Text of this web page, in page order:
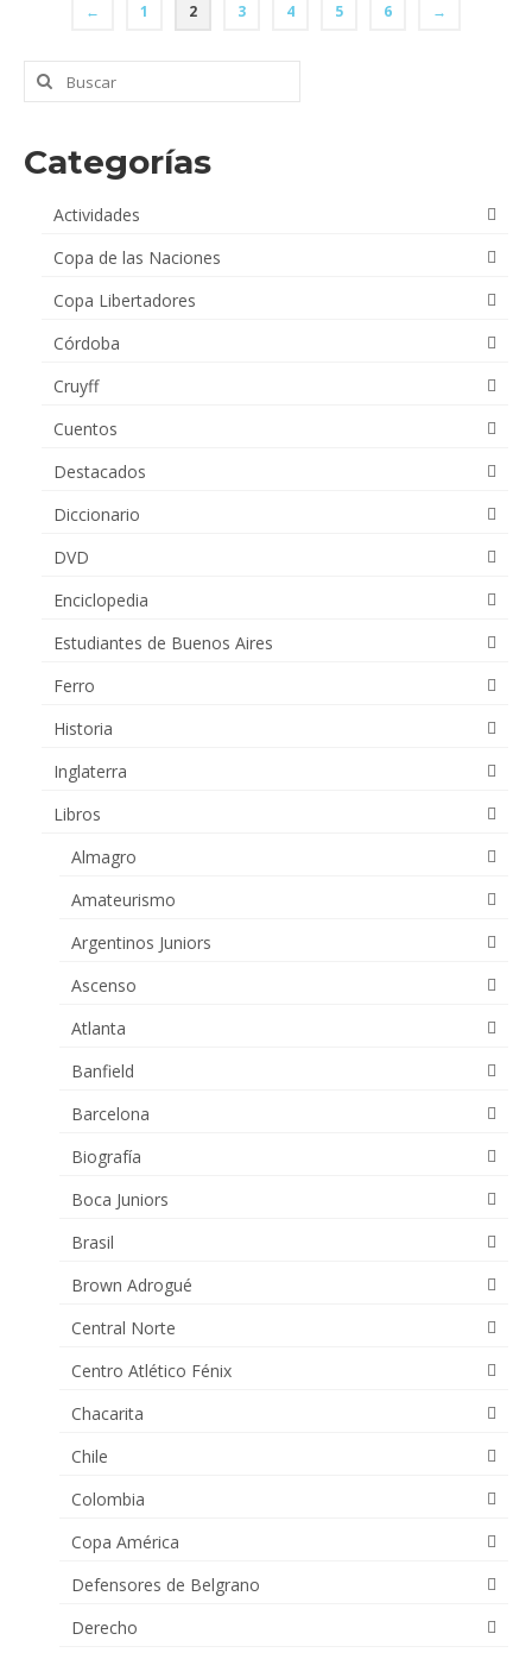
← 1 2 3 4 5 6 →
Buscar
por:
Categorías
Actividades
Copa de las Naciones
Copa Libertadores
Córdoba
Cruyff
Cuentos
Destacados
Diccionario
DVD
Enciclopedia
Estudiantes de Buenos Aires
Ferro
Historia
Inglaterra
Libros
Almagro
Amateurismo
Argentinos Juniors
Ascenso
Atlanta
Banfield
Barcelona
Biografía
Boca Juniors
Brasil
Brown Adrogué
Central Norte
Centro Atlético Fénix
Chacarita
Chile
Colombia
Copa América
Defensores de Belgrano
Derecho